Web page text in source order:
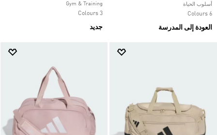
أسلوب الحياة
6 Colours
العودة إلى المدرسة
Gym & Training
3 Colours
جديد